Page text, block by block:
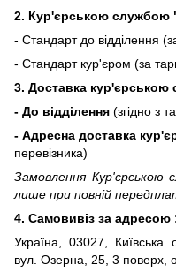
2. Кур'єрською службою
- Стандарт до відділення
- Стандарт кур'єром (за
3. Доставка
- До відділення (згідно з
- Адресна доставка
перевізника)
Замовлення Кур'єрською
лише при повній
4. Самовивіз за адресою
Україна, 03027, Київська
вул. Озерна, 25, 3 поверх,